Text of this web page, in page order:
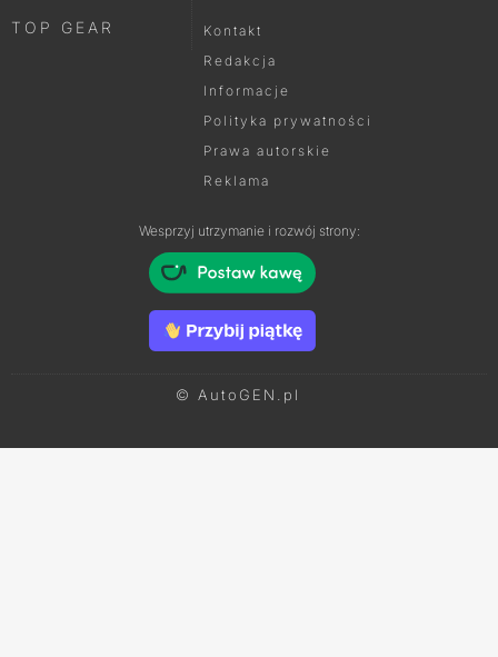
TOP GEAR
Kontakt
Redakcja
Informacje
Polityka prywatności
Prawa autorskie
Reklama
Wesprzyj utrzymanie i rozwój strony:
© AutoGEN.pl